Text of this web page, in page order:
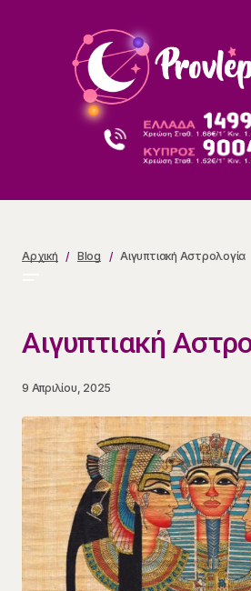
Αρχική Blog Αιγυπτιακή Αστρολογία
Αιγυπτιακή
9 Απριλίου, 2025